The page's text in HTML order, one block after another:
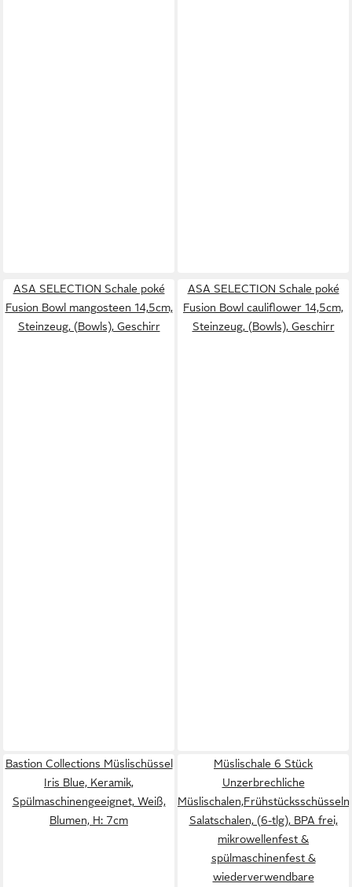
ASA SELECTION Schale poké
Fusion Bowl mangosteen 14,5cm,
Steinzeug, (Bowls), Geschirr
ASA SELECTION Schale poké
Fusion Bowl cauliflower 14,5cm,
Steinzeug, (Bowls), Geschirr
Bastion Collections Müslischüssel
Iris Blue, Keramik,
Spülmaschinengeeignet, Weiß,
Blumen, H: 7cm
Müslischale 6 Stück
Unzerbrechliche
Müslischalen,Frühstücksschüsseln,
Salatschalen, (6-tlg), BPA frei,
mikrowellenfest &
spülmaschinenfest &
wiederverwendbare